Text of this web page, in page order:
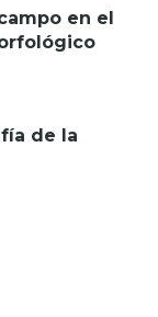
en el
de la